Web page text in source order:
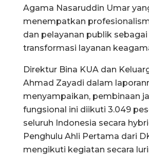
Agama Nasaruddin Umar
menempatkan
dan pelayanan publik
transformasi layanan
Direktur Bina KUA dan
Ahmad Zayadi dalam
menyampaikan, pembinaan
fungsional ini diikuti 3.049
seluruh Indonesia secara
Penghulu Ahli Pertama dari
mengikuti kegiatan secara